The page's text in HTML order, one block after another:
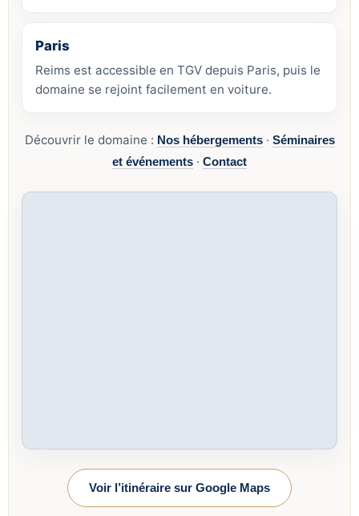
Paris
Reims est accessible en TGV depuis Paris, puis le
domaine se rejoint facilement en voiture.
Découvrir le domaine : Nos hébergements· Séminaires
et événements · Contact
Voir l’itinéraire sur Google Maps